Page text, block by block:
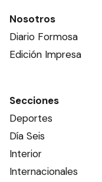
Nosotros
Diario Formosa
Edición Impresa
Secciones
Deportes
Día Seis
Interior
Internacionales